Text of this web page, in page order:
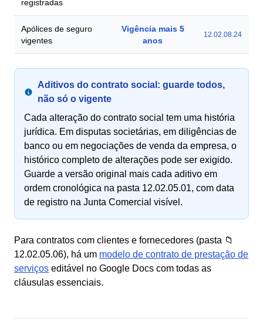
registradas
Apólices de seguro
vigentes
Vigência mais 5
anos
12.02.08.24
Aditivos do contrato social: guarde todos,
não só o vigente
Cada alteração do contrato social tem uma história
jurídica. Em disputas societárias, em diligências de
banco ou em negociações de venda da empresa, o
histórico completo de alterações pode ser exigido.
Guarde a versão original mais cada aditivo em
ordem cronológica na pasta 12.02.05.01, com data
de registro na Junta Comercial visível.
Para contratos com clientes e fornecedores (pasta 📁
12.02.05.06), há um modelo de contrato de prestação de
serviços editável no Google Docs com todas as
cláusulas essenciais.